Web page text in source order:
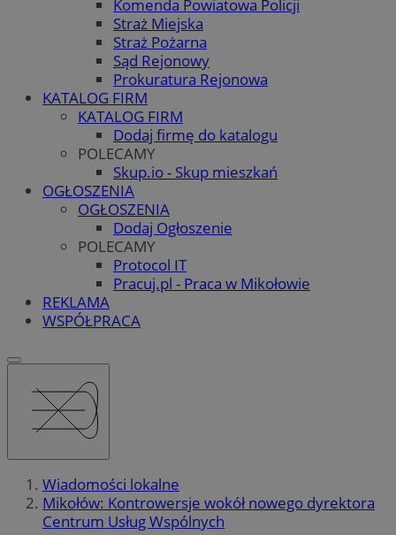
Komenda Powiatowa Policji
Straż Miejska
Straż Pożarna
Sąd Rejonowy
Prokuratura Rejonowa
KATALOG FIRM
KATALOG FIRM
Dodaj firmę do katalogu
POLECAMY
Skup.io - Skup mieszkań
OGŁOSZENIA
OGŁOSZENIA
Dodaj Ogłoszenie
POLECAMY
Protocol IT
Pracuj.pl - Praca w Mikołowie
REKLAMA
WSPÓŁPRACA
Wiadomości lokalne
Mikołów: Kontrowersje wokół nowego dyrektora
Centrum Usług Wspólnych